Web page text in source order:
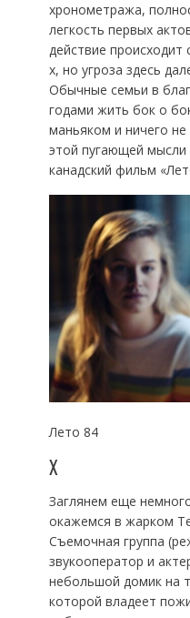
хронометража,
легкость первых
действие происходит
х, но угроза здесь
Обычные семьи в
годами жить бок о
маньяком и ничего
этой пугающей
канадский фильм
Лето 84
X
Заглянем еще
окажемся в жарком
Съемочная группа
звукооператор и
небольшой домик на
которой владеет